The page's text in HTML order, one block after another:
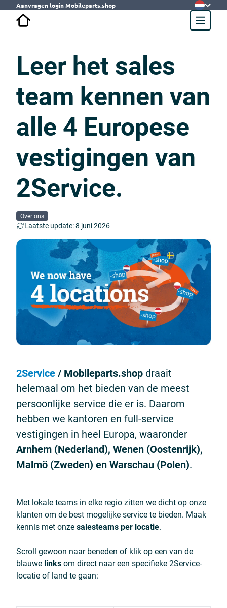
Aanvragen login Mobileparts.shop
Leer het sales
team kennen van
alle 4 Europese
vestigingen van
2Service.
Over ons
Laatste update: 8 juni 2026
2Service / Mobileparts.shop draait
helemaal om het bieden van de meest
persoonlijke service die er is. Daarom
hebben we kantoren en full-service
vestigingen in heel Europa, waaronder
Arnhem (Nederland), Wenen (Oostenrijk),
Malmö (Zweden) en Warschau (Polen).
Met lokale teams in elke regio zitten we dicht op onze
klanten om de best mogelijke service te bieden. Maak
kennis met onze salesteams per locatie.
Scroll gewoon naar beneden of klik op een van de
blauwe links om direct naar een specifieke 2Service-
locatie of land te gaan: